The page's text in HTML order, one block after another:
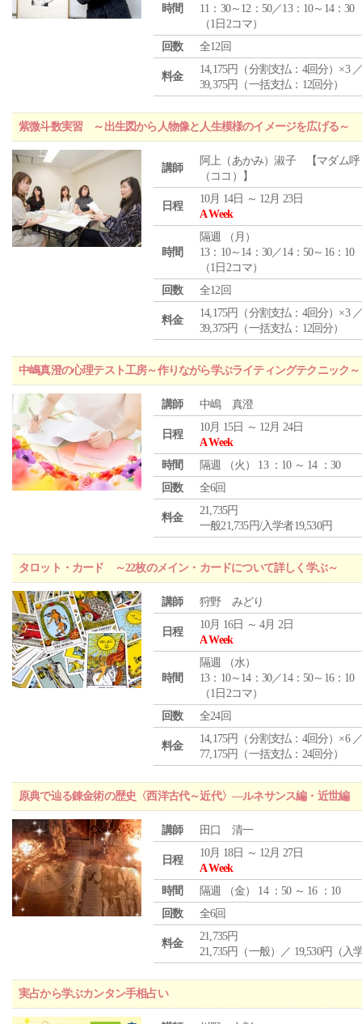
時間
11：30～12：50／13：10～14：30
（1日2コマ）
回数
全12回
料金
14,175円（分割支払：4回分）×3
39,375円（一括支払：12回分）
紫微斗数実習 ～出生図から人物像と人生模様のイメージを広げる～
講師
阿上（あかみ）淑子 【マダム呼
（ココ）】
日程
10月 14日 ～ 12月 23日
A Week
時間
隔週 （ 月 ）
13：10～14：30／14：50～16：10
（1日2コマ）
回数
全12回
料金
14,175円（分割支払：4回分）×3
39,375円（一括支払：12回分）
中嶋真澄の心理テスト工房～作りながら学ぶライティングテクニック～
講師 中嶋 真澄
日程
10月 15日 ～ 12月 24日
A Week
時間
隔週 （火 ） 13 ：10 ～ 14 ：30
回数
全6回
料金
21,735円
一般21,735円/入学者19,530円
タロット・カード ～22枚のメイン・カードについて詳しく学ぶ～
講師 狩野 みどり
日程
10月 16日 ～ 4月 2日
A Week
時間
隔週 （水）
13：10～14：30／14：50～16：10
（1日2コマ）
回数
全24回
料金
14,175円（分割支払：4回分）×6
77,175円（一括支払：24回分）
原典で辿る錬金術の歴史〈西洋古代～近代〉―ルネサンス編・近世編
講師 田口 清一
日程
10月 18日 ～ 12月 27日
A Week
時間
隔週 （金） 14 ：50 ～ 16 ：10
回数
全6回
料金
21,735円
21,735円（一般）／ 19,530円（入
実占から学ぶカンタン手相占い